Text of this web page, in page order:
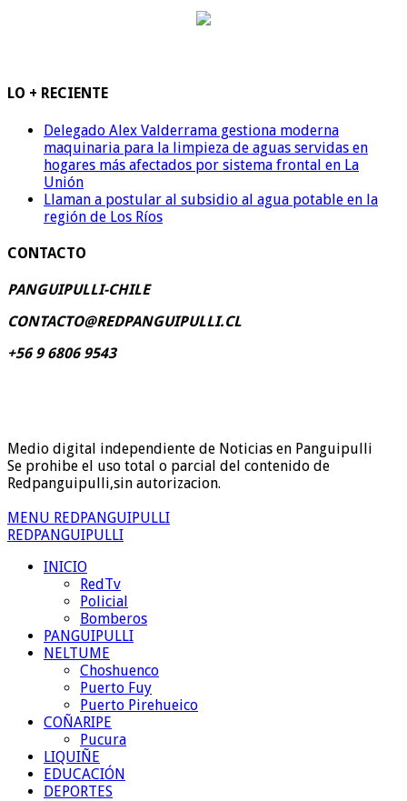
LO + RECIENTE
Delegado Alex Valderrama gestiona moderna
maquinaria para la limpieza de aguas servidas en
hogares más afectados por sistema frontal en La
Unión
Llaman a postular al subsidio al agua potable en la
región de Los Ríos
CONTACTO
PANGUIPULLI-CHILE
CONTACTO@REDPANGUIPULLI.CL
+56 9 6806 9543
Medio digital independiente de Noticias en Panguipulli
Se prohibe el uso total o parcial del contenido de
Redpanguipulli,sin autorizacion.
MENU REDPANGUIPULLI
REDPANGUIPULLI
INICIO
RedTv
Policial
Bomberos
PANGUIPULLI
NELTUME
Choshuenco
Puerto Fuy
Puerto Pirehueico
COÑARIPE
Pucura
LIQUIÑE
EDUCACIÓN
DEPORTES